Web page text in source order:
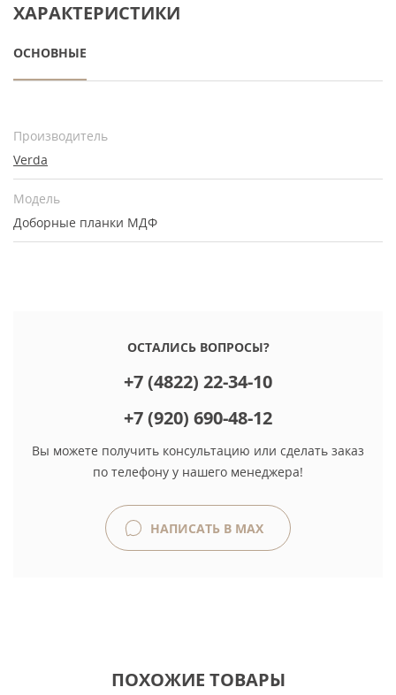
ХАРАКТЕРИСТИКИ
ОСНОВНЫЕ
Производитель
Verda
Модель
Доборные планки МДФ
ОСТАЛИСЬ ВОПРОСЫ?
+7 (4822) 22-34-10
+7 (920) 690-48-12
Вы можете получить консультацию или сделать заказ
по телефону у нашего менеджера!
НАПИСАТЬ В MAX
ПОХОЖИЕ ТОВАРЫ